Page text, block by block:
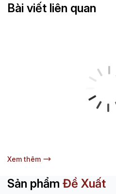
Bài viết liên quan
Xem thêm
Sản phẩm Đề Xuất